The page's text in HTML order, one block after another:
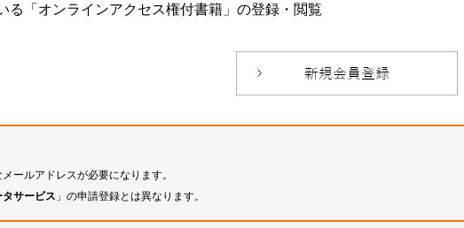
る「オンラインアクセス権付書籍」の登録・閲覧
ールアドレスが必要になります。
サービス 」の申請登録とは異なります。